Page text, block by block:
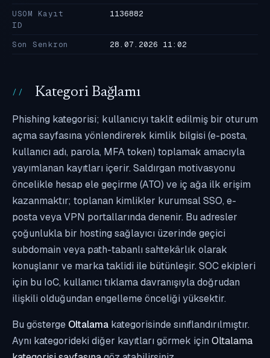
USOM Kayıt
ID
1136882
Son Senkron 28.07.2026 11:02
Kategori Bağlamı
Phishing kategorisi; kullanıcıyı taklit edilmiş bir oturum
açma sayfasına yönlendirerek kimlik bilgisi (e-posta,
kullanıcı adı, parola, MFA token) toplamak amacıyla
yayımlanan kayıtları içerir. Saldırgan motivasyonu
öncelikle hesap ele geçirme (ATO) ve iç ağa ilk erişim
kazanmaktır; toplanan kimlikler kurumsal SSO, e-
posta veya VPN portallarında denenir. Bu adresler
çoğunlukla bir hosting sağlayıcı üzerinde geçici
subdomain veya path-tabanlı sahtekârlık olarak
konuşlanır ve marka taklidi ile bütünleşir. SOC ekipleri
için bu IoC, kullanıcı tıklama davranışıyla doğrudan
ilişkili olduğundan engelleme önceliği yüksektir.
Bu gösterge Oltalama kategorisinde sınıflandırılmıştır.
Aynı kategorideki diğer kayıtları görmek için Oltalama